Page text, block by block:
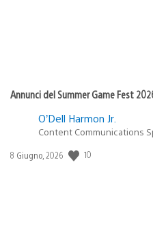
Annunci del Summer Game Fest
O’Dell Harmon Jr.
Content Communications
Data
8 Giugno, 2026 10